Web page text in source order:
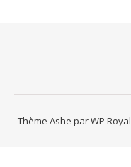
Thème Ashe parWP Royal